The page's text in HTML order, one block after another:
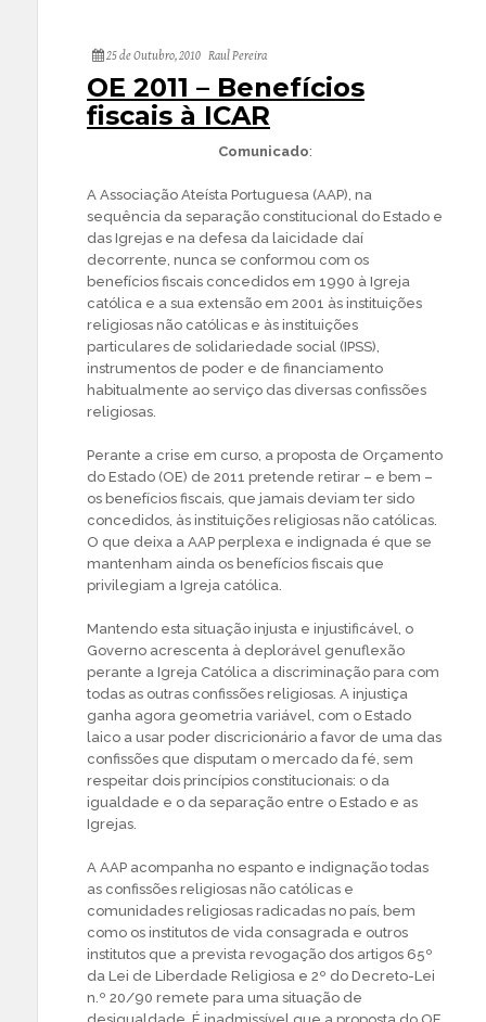
25 de Outubro, 2010 Raul Pereira
OE 2011 – Benefícios
fiscais à ICAR
Comunicado:
A Associação Ateísta Portuguesa (AAP), na
sequência da separação constitucional do Estado e
das Igrejas e na defesa da laicidade daí
decorrente, nunca se conformou com os
benefícios fiscais concedidos em 1990 à Igreja
católica e a sua extensão em 2001 às instituições
religiosas não católicas e às instituições
particulares de solidariedade social (IPSS),
instrumentos de poder e de financiamento
habitualmente ao serviço das diversas confissões
religiosas.
Perante a crise em curso, a proposta de Orçamento
do Estado (OE) de 2011 pretende retirar – e bem –
os benefícios fiscais, que jamais deviam ter sido
concedidos, às instituições religiosas não católicas.
O que deixa a AAP perplexa e indignada é que se
mantenham ainda os benefícios fiscais que
privilegiam a Igreja católica.
Mantendo esta situação injusta e injustificável, o
Governo acrescenta à deplorável genuflexão
perante a Igreja Católica a discriminação para com
todas as outras confissões religiosas. A injustiça
ganha agora geometria variável, com o Estado
laico a usar poder discricionário a favor de uma das
confissões que disputam o mercado da fé, sem
respeitar dois princípios constitucionais: o da
igualdade e o da separação entre o Estado e as
Igrejas.
A AAP acompanha no espanto e indignação todas
as confissões religiosas não católicas e
comunidades religiosas radicadas no país, bem
como os institutos de vida consagrada e outros
institutos que a prevista revogação dos artigos 65º
da Lei de Liberdade Religiosa e 2º do Decreto-Lei
n.º 20/90 remete para uma situação de